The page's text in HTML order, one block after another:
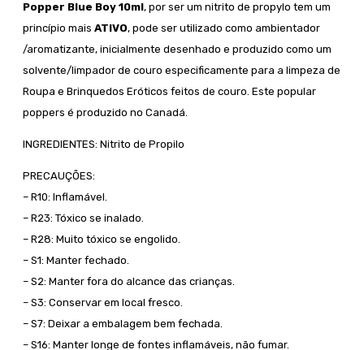
Popper Blue Boy 10ml, por ser um nitrito de propylo tem um
princípio mais ATIVO, pode ser utilizado como ambientador
/aromatizante, inicialmente desenhado e produzido como um
solvente/limpador de couro especificamente para a limpeza de
Roupa e Brinquedos Eróticos feitos de couro. Este popular
poppers é produzido no Canadá.
INGREDIENTES: Nitrito de Propilo
PRECAUÇÕES:
– R10: Inflamável.
– R23: Tóxico se inalado.
– R28: Muito tóxico se engolido.
– S1: Manter fechado.
– S2: Manter fora do alcance das crianças.
– S3: Conservar em local fresco.
– S7: Deixar a embalagem bem fechada.
– S16: Manter longe de fontes inflamáveis, não fumar.